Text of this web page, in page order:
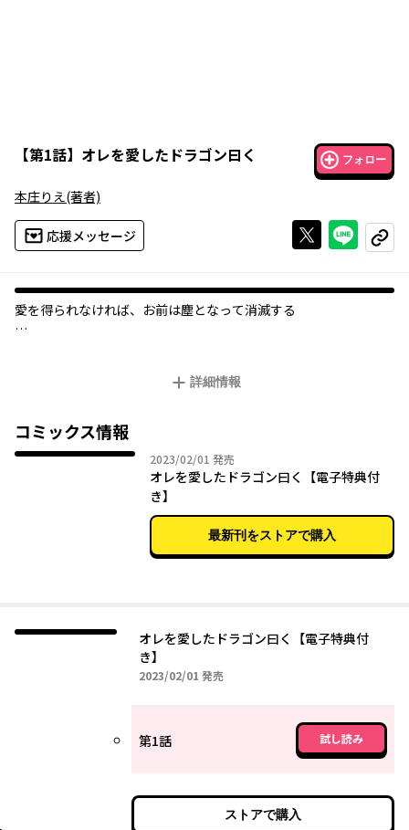
【第1話】 オレを愛したドラゴン曰く フォロー
本庄りえ(著者)
応援メッセージ Xで投稿する
ライン
コピー
愛を得られなければ、お前は塵となって消滅する――
良き相棒としてお互いを認め合う仲になるが、伊吹は元の世界に
すると、伊吹と離れたくないフーゴは人間に姿を変えると、追い
かけてきて――…！？
けなげ攻めドラゴン×「普通」が地雷な大学生の異世界移転ラ
詳細情報
コミックス情報
2023/02/01 2023年02月01日
発売
オレを愛したドラゴン曰く【電子特典付
き】
最新刊をストアで購入
オレを愛したドラゴン曰く【電子特典付
き】
2023/02/01 2023年02月01日
発売
第1話 試し読み
ストアで購入